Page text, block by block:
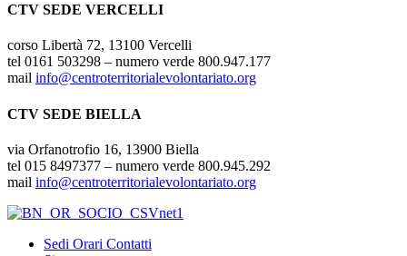
CTV SEDE VERCELLI
corso Libertà 72, 13100 Vercelli
tel 0161 503298 – numero verde 800.947.177
mail info@centroterritorialevolontariato.org
CTV SEDE BIELLA
via Orfanotrofio 16, 13900 Biella
tel 015 8497377 – numero verde 800.945.292
mail info@centroterritorialevolontariato.org
Sedi Orari Contatti